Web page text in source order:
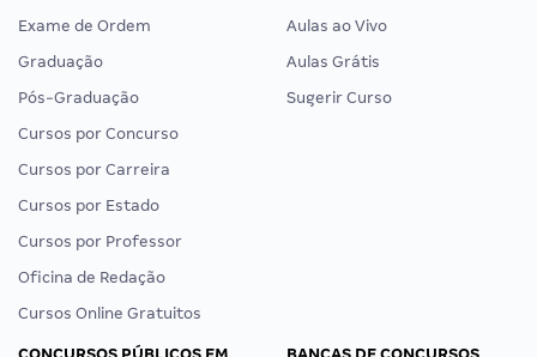
Exame de Ordem
Graduação
Pós-Graduação
Cursos por Concurso
Cursos por Carreira
Cursos por Estado
Cursos por Professor
Oficina de Redação
Cursos Online Gratuitos
Aulas ao Vivo
Aulas Grátis
Sugerir Curso